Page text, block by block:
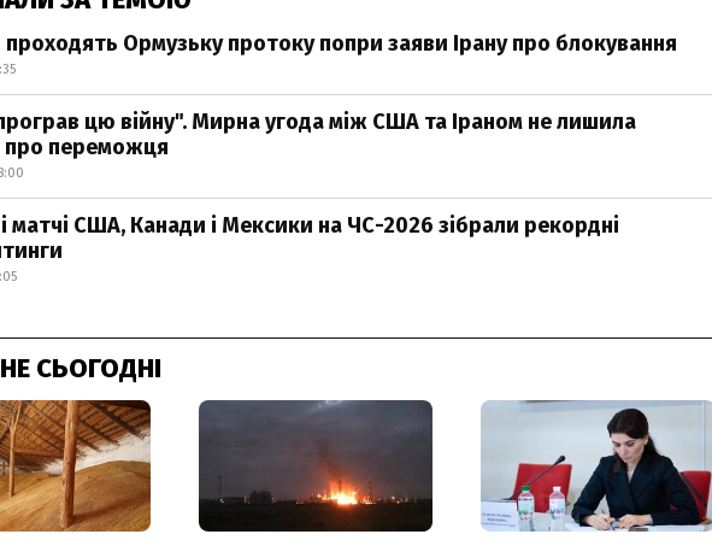
проходять Ормузьку протоку попри заяви Ірану про блокування
цю війну". Мирна угода між США та Іраном не лишила
про переможця
матчі США, Канади і Мексики на ЧС-2026 зібрали рекордні
СЬОГОДНІ